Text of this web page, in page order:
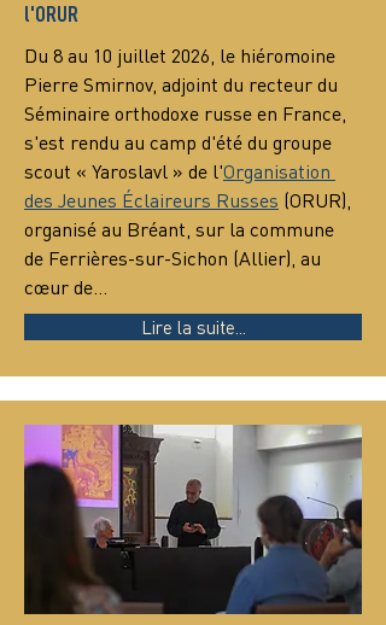
l'ORUR
Du 8 au 10 juillet 2026, le hiéromoine
Pierre Smirnov, adjoint du recteur du
Séminaire orthodoxe russe en France,
s'est rendu au camp d'été du groupe
scout « Yaroslavl » de l'Organisation
des Jeunes Éclaireurs Russes (ORUR),
organisé au Bréant, sur la commune
de Ferrières-sur-Sichon (Allier), au
cœur de…
Lire la suite...